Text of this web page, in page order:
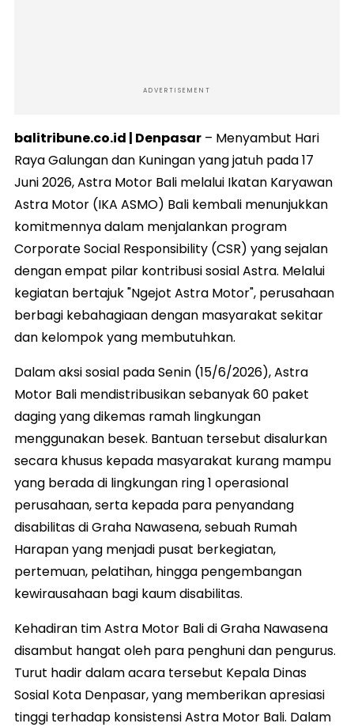
ADVERTISEMENT
balitribune.co.id | Denpasar – Menyambut Hari
Raya Galungan dan Kuningan yang jatuh pada 17
Juni 2026, Astra Motor Bali melalui Ikatan Karyawan
Astra Motor (IKA ASMO) Bali kembali menunjukkan
komitmennya dalam menjalankan program
Corporate Social Responsibility (CSR) yang sejalan
dengan empat pilar kontribusi sosial Astra. Melalui
kegiatan bertajuk "Ngejot Astra Motor", perusahaan
berbagi kebahagiaan dengan masyarakat sekitar
dan kelompok yang membutuhkan.
Dalam aksi sosial pada Senin (15/6/2026), Astra
Motor Bali mendistribusikan sebanyak 60 paket
daging yang dikemas ramah lingkungan
menggunakan besek. Bantuan tersebut disalurkan
secara khusus kepada masyarakat kurang mampu
yang berada di lingkungan ring 1 operasional
perusahaan, serta kepada para penyandang
disabilitas di Graha Nawasena, sebuah Rumah
Harapan yang menjadi pusat berkegiatan,
pertemuan, pelatihan, hingga pengembangan
kewirausahaan bagi kaum disabilitas.
Kehadiran tim Astra Motor Bali di Graha Nawasena
disambut hangat oleh para penghuni dan pengurus.
Turut hadir dalam acara tersebut Kepala Dinas
Sosial Kota Denpasar, yang memberikan apresiasi
tinggi terhadap konsistensi Astra Motor Bali. Dalam